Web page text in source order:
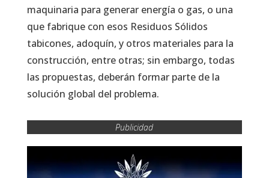
maquinaria para generar energía o gas, o una
que fabrique con esos Residuos Sólidos
tabicones, adoquín, y otros materiales para la
construcción, entre otras; sin embargo, todas
las propuestas, deberán formar parte de la
solución global del problema.
Publicidad